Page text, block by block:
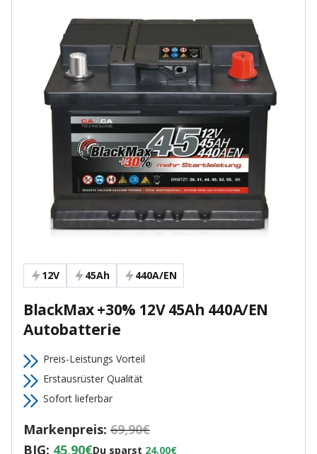
12V 45Ah 440A/EN
BlackMax +30% 12V 45Ah 440A/EN
Autobatterie
Preis-Leistungs Vorteil
Erstausrüster Qualität
Sofort lieferbar
Markenpreis: 69,90€
BIG: 45,90€Du sparst 24,00€